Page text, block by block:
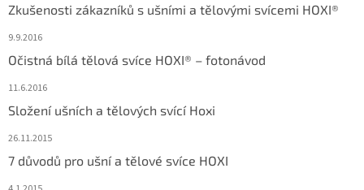
Zkušenosti zákazníků s ušními a tělovými svícemi HOXI®
9.9.2016
Očistná bílá tělová svíce HOXI® – fotonávod
11.6.2016
Složení ušních a tělových svící Hoxi
26.11.2015
7 důvodů pro ušní a tělové svíce HOXI